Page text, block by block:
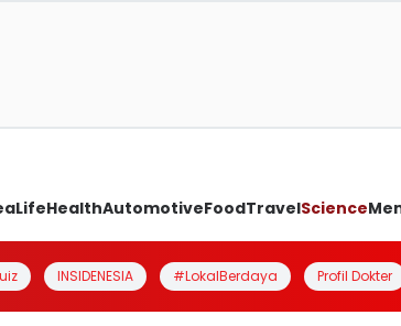
LifeHealthAutomotiveFoodTravelScience
INSIDENESIA #LokalBerdaya Profil Dokter